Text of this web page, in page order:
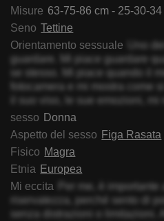
Misure 63-75-86 cm - 25-30-34
Seno Tettine
Orientamento sessuale
Uno
guardare. Mi piace guardare
se stesso. Mi piace quando il
fotocamera e mi mostra come
il suo viso, le sue emozioni, mi
sesso Donna
Aspetto del sesso Figa Rasata
Fisico Magra
Etnia Europea
Mi eccita
Per me, è
riservatezza, perché sento di
senza distrazioni o limitazioni.